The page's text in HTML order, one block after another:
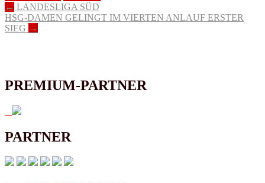
Artikel-
Navigation
← LANDESLIGA SÜD
HSG-DAMEN GELINGT IM VIERTEN ANLAUF ERSTER
SIEG →
PREMIUM-PARTNER
PARTNER